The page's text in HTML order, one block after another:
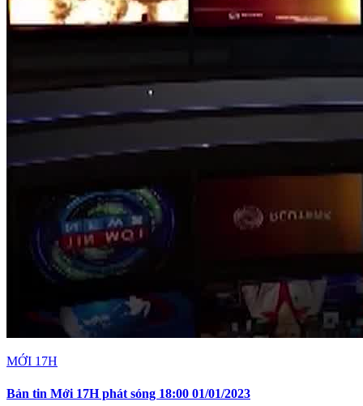
MỚI 17H
Bản tin Mới 17H phát sóng 18:00 01/01/2023